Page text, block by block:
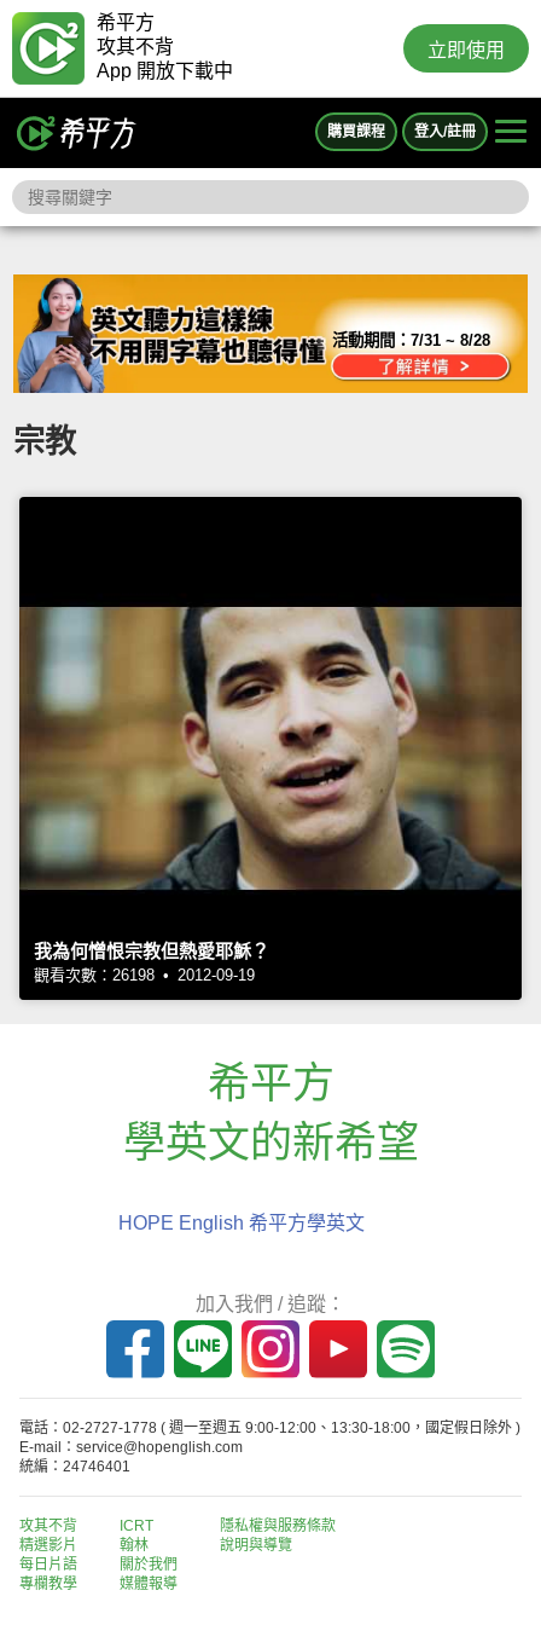
希平方
攻其不背
App 開放下載中
立即使用
購買課程 登入/註冊
活動期間：7/31 ~ 8/28
宗教
我為何憎恨宗教但熱愛耶穌？
觀看次數：26198 • 2012-09-19
希平方
學英文的新希望
HOPE English 希平方學英文
加入我們 / 追蹤：
電話：02-2727-1778 ( 週一至週五 9:00-12:00、13:30-18:00，國定假日除外 )
E-mail：service@hopenglish.com
統編：24746401
攻其不背
精選影片
每日片語
專欄教學
ICRT
翰林
關於我們
媒體報導
隱私權與服務條款
說明與導覽